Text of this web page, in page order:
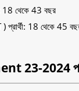
18 থেকে 43 বছর
প্রার্থী: 18 থেকে 45
23-2024